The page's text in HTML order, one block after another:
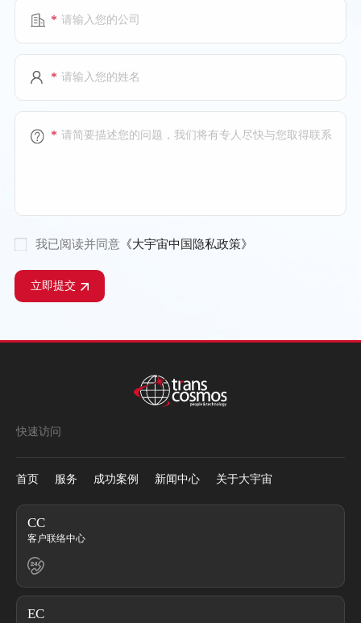
*
*
*
我已阅读并同意 《大宇宙中国隐私政策》
立即提交
快速访问
首页 服务 成功案例 新闻中心 关于大宇宙
CC
客户联络中心
EC